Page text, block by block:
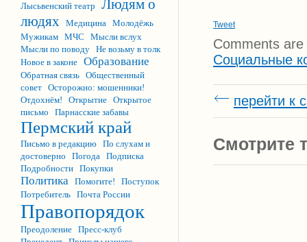
Лысьвенский театр
Людям о
людях Медицина Молодёжь
Мужикам МЧС
Мысли вслух
Мысли по поводу Не возьму в толк
Новое в законе Образование
Обратная связь Общественный
совет Осторожно: мошенники!
Отдохнём!
Открытие Открытое
письмо
Парнасские забавы
Пермский край
Письмо в редакцию По слухам и
достоверно
Погода Подписка
Подробности Покупки
Политика Помогите!
Поступок
Потребитель Почта России
Правопорядок
Преодоление Пресс-клуб
Tweet
Comments are
Социальные
перейти к
Смотрите